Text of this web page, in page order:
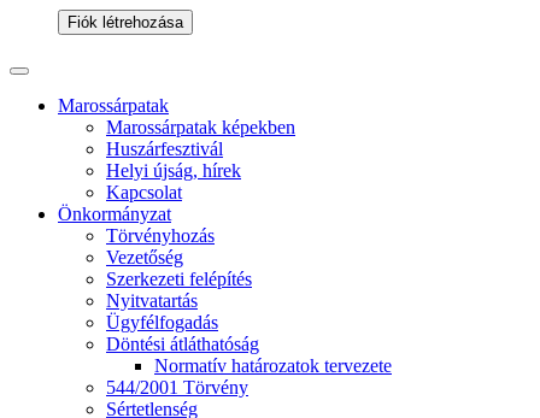
Fiók létrehozása
Marossárpatak
Marossárpatak képekben
Huszárfesztivál
Helyi újság, hírek
Kapcsolat
Önkormányzat
Törvényhozás
Vezetőség
Szerkezeti felépítés
Nyitvatartás
Ügyfélfogadás
Döntési átláthatóság
Normatív határozatok tervezete
544/2001 Törvény
Sértetlenség